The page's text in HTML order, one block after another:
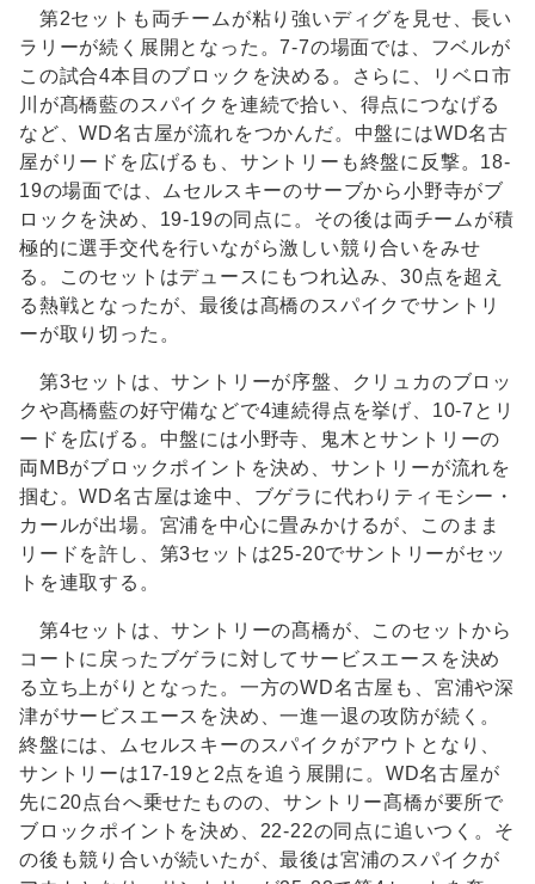
第2セットも両チームが粘り強いディグを見せ、長い
ラリーが続く展開となった。7-7の場面では、フベルが
この試合4本目のブロックを決める。さらに、リベロ市
川が髙橋藍のスパイクを連続で拾い、得点につなげる
など、WD名古屋が流れをつかんだ。中盤にはWD名古
屋がリードを広げるも、サントリーも終盤に反撃。18-
19の場面では、ムセルスキーのサーブから小野寺がブ
ロックを決め、19-19の同点に。その後は両チームが積
極的に選手交代を行いながら激しい競り合いをみせ
る。このセットはデュースにもつれ込み、30点を超え
る熱戦となったが、最後は髙橋のスパイクでサントリ
ーが取り切った。
第3セットは、サントリーが序盤、クリュカのブロッ
クや髙橋藍の好守備などで4連続得点を挙げ、10-7とリ
ードを広げる。中盤には小野寺、鬼木とサントリーの
両MBがブロックポイントを決め、サントリーが流れを
掴む。WD名古屋は途中、ブゲラに代わりティモシー・
カールが出場。宮浦を中心に畳みかけるが、このまま
リードを許し、第3セットは25-20でサントリーがセッ
トを連取する。
第4セットは、サントリーの髙橋が、このセットから
コートに戻ったブゲラに対してサービスエースを決め
る立ち上がりとなった。一方のWD名古屋も、宮浦や深
津がサービスエースを決め、一進一退の攻防が続く。
終盤には、ムセルスキーのスパイクがアウトとなり、
サントリーは17-19と2点を追う展開に。WD名古屋が
先に20点台へ乗せたものの、サントリー髙橋が要所で
ブロックポイントを決め、22-22の同点に追いつく。そ
の後も競り合いが続いたが、最後は宮浦のスパイクが